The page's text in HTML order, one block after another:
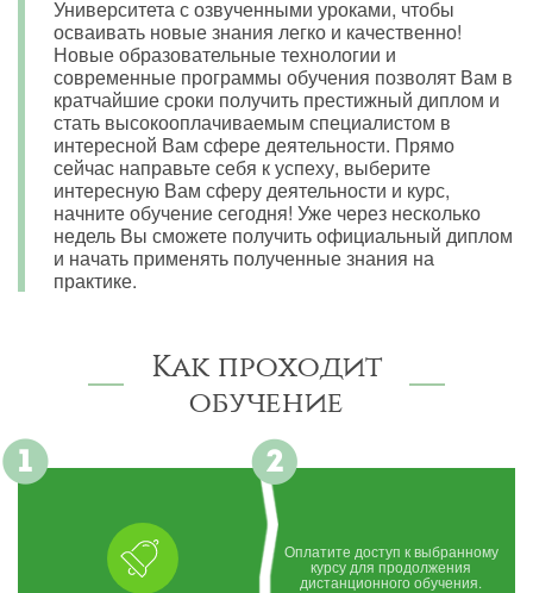
Университета с озвученными уроками, чтобы
осваивать новые знания легко и качественно!
Новые образовательные технологии и
современные программы обучения позволят Вам в
кратчайшие сроки получить престижный диплом и
стать высокооплачиваемым специалистом в
интересной Вам сфере деятельности. Прямо
сейчас направьте себя к успеху, выберите
интересную Вам сферу деятельности и курс,
начните обучение сегодня! Уже через несколько
недель Вы сможете получить официальный диплом
и начать применять полученные знания на
практике.
Как проходит
обучение
Оплатите доступ к выбранному
курсу для продолжения
дистанционного обучения.